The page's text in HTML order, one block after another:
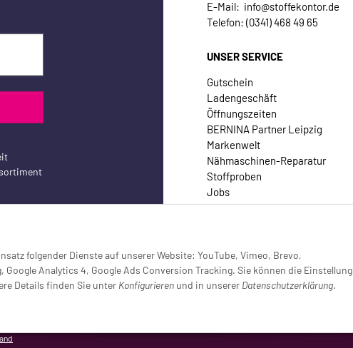
folgender Dienste auf unserer Website: YouTube, Vimeo, Brevo,
Google Analytics 4, Google Ads Conversion Tracking. Sie können die Einstellung
Details finden Sie unter Konfigurieren und in unserer Datenschutzerklärung.
E-Mail: info@stoffekontor.de
Telefon: (0341) 468 49 65
UNSER SERVICE
Gutschein
Ladengeschäft
Öffnungszeiten
BERNINA Partner Leipzig
Markenwelt
Nähmaschinen-Reparatur
Stoffproben
Jobs
Kontakt